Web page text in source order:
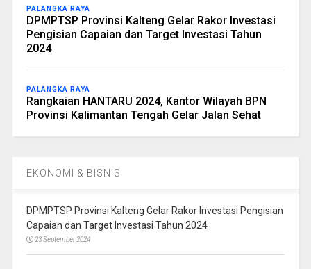
PALANGKA RAYA
DPMPTSP Provinsi Kalteng Gelar Rakor Investasi
Pengisian Capaian dan Target Investasi Tahun
2024
PALANGKA RAYA
Rangkaian HANTARU 2024, Kantor Wilayah BPN
Provinsi Kalimantan Tengah Gelar Jalan Sehat
EKONOMI & BISNIS
DPMPTSP Provinsi Kalteng Gelar Rakor Investasi Pengisian
Capaian dan Target Investasi Tahun 2024
23 September 2024